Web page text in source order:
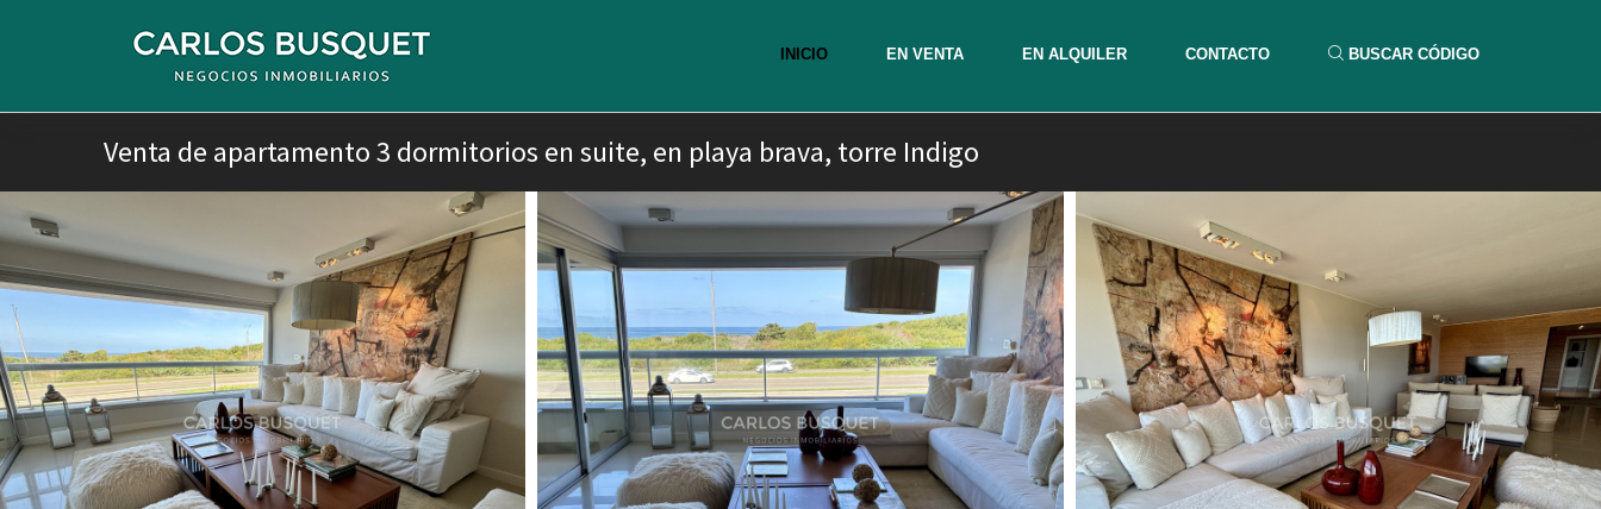
INICIO EN VENTA EN ALQUILER CONTACTO BUSCAR CÓDIGO
Venta de apartamento 3 dormitorios en suite, en playa brava, torre Indigo